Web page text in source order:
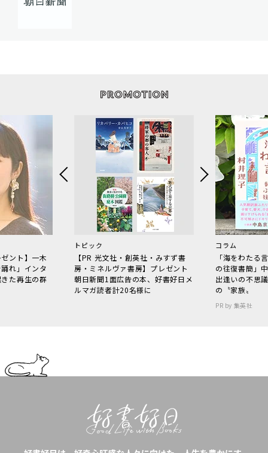
ント】一木
れ」インタ
た再生の群
トピック
【PR 光文社・創英社・みすず書
房・ミネルヴァ書房】プレゼント
朝日新聞1面広告の本、好書好日メ
ルマガ読者計20名様に
コラム
「海をわた
の往復書簡」
出逢いの不思
の〝家族〟
PR by 集英社